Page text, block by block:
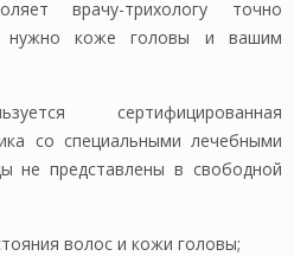
врачу-трихологу точно
нужно коже головы и вашим
сертифицированная
со специальными лечебными
не представлены в свободной
волос и кожи головы;